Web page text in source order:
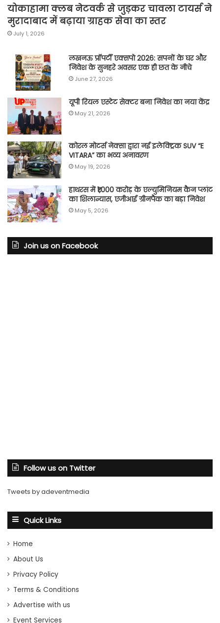
योकाहामा क्लब नेटवर्क से जुड़कर चावला टायर्स ने
मुरादाबाद में बढ़ाया ग्राहक सेवा का स्तर
July 1, 2026
लखनऊ प्रॉपर्टी एक्सपो 2026: सपनों के घर और
निवेश के सुनहरे अवसर एक ही छत के नीचे
June 27, 2026
यूपी रियल एस्टेट सेक्टर बना निवेश का नया केंद्र
May 21, 2026
कोरल मोटर्स नेक्सा द्वारा नई इलेक्ट्रिक SUV “E
VITARA” का भव्य अनावरण
May 19, 2026
हाथरस में ₹1,000 करोड़ के एल्युमिनियम कैन प्लांट
का शिलान्यास, एजीआई ग्रीनपैक का बड़ा निवेश
May 5, 2026
Join us on Facebook
Follow us on Twitter
Tweets by adeventmedia
Quick Links
Home
About Us
Privacy Policy
Terms & Conditions
Advertise with us
Event Services